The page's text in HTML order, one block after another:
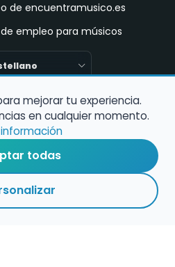
de encuentramusico.es
empleo para músicos
Músico
de Músicos
Acompañante
músicos y docentes
mejorar tu experiencia.
en cualquier momento.
todas